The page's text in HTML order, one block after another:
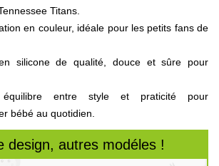
Titans.
en couleur, idéale pour les petits fans de
silicone de qualité, douce et sûre pour
entre style et praticité pour
bébé au quotidien.
design, autres modéles !